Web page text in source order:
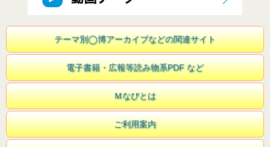
テーマ別◯博アーカイブなどの関連サイト
電子書籍・広報等読み物系PDF など
Ｍなびとは
ご利用案内